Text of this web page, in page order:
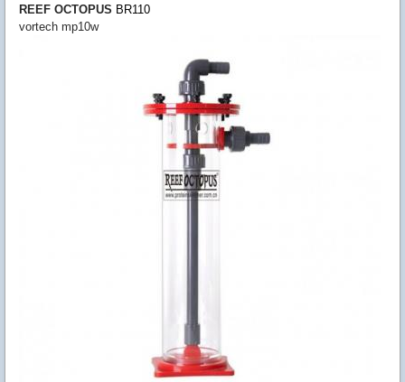
REEF OCTOPUS BR110
vortech mp10w